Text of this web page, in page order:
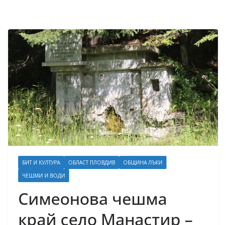
БИТ И КУЛТУРА ОБЛАСТ ПЛОВДИВ
ОБЩИНА ЛЪКИ
ЧЕШМИ И ВОДИ
Симеонова чешма
край село Манастир –